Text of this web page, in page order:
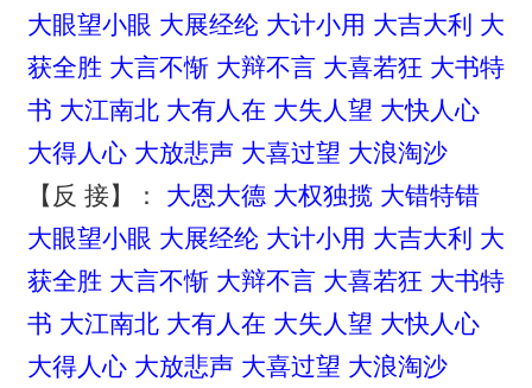
大眼望小眼 大展经纶 大计小用 大吉大利 大
获全胜 大言不惭 大辩不言 大喜若狂 大书特
书 大江南北 大有人在 大失人望 大快人心
大得人心 大放悲声 大喜过望 大浪淘沙
【反 接】： 大恩大德 大权独揽 大错特错
大眼望小眼 大展经纶 大计小用 大吉大利 大
获全胜 大言不惭 大辩不言 大喜若狂 大书特
书 大江南北 大有人在 大失人望 大快人心
大得人心 大放悲声 大喜过望 大浪淘沙